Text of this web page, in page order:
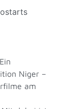
Niger –
am